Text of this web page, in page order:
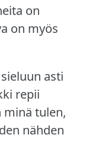
on
on myös
asti
repii
minä tulen,
nähden